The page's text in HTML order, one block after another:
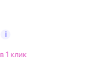
i
1 клик